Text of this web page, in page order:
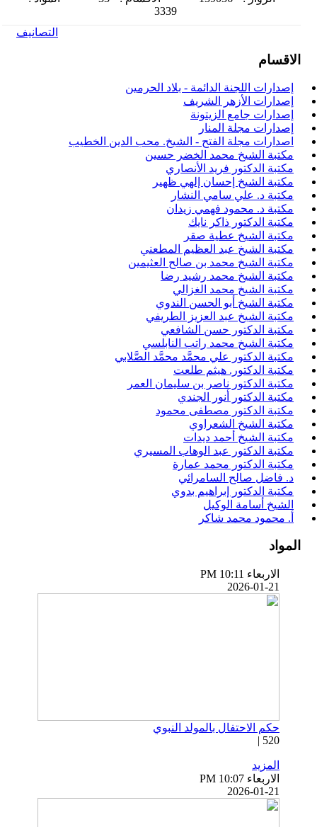
3339
التصانيف
الاقسام
إصدارات اللجنة الدائمة - بلاد الحرمين
إصدارات الأزهر الشريف
إصدارات جامع الزيتونة
إصدارات مجلة المنار
اصدارات مجلة الفتح - الشيخ. محب الدين الخطيب
مكتبة الشيخ محمد الخضر حسين
مكتبة الدكتور فريد الأنصاري
مكتبة الشيخ إحسان إلهي ظهير
مكتبة د. علي سامي النشار
مكتبة د. محمود فهمي زيدان
مكتبة الدكتور ذاكر نايك
مكتبة الشيخ عطية صقر
مكتبة الشيخ عبد العظيم المطعني
مكتبة الشيخ محمد بن صالح العثيمين
مكتبة الشيخ محمد رشيد رضا
مكتبة الشيخ محمد الغزالي
مكتبة الشيخ أبو الحسن الندوي
مكتبة الشيخ عبد العزيز الطريفي
مكتبة الدكتور حسن الشافعي
مكتبة الشيخ محمد راتب النابلسي
مكتبة الدكتور علي محمَّد محمَّد الصَّلابي
مكتبة الدكتور. هيثم طلعت
مكتبة الدكتور ناصر بن سليمان العمر
مكتبة الدكتور أنور الجندي
مكتبة الدكتور مصطفى محمود
مكتبة الشيخ الشعراوي
مكتبة الشيخ أحمد ديدات
مكتبة الدكتور عبد الوهاب المسيري
مكتبة الدكتور محمد عمارة
د. فاضل صالح السامرائي
مكتبة الدكتور إبراهيم بدوي
الشيخ أسامة الوكيل
أ. محمود محمد شاكر
المواد
الاربعاء PM 10:11
2026-01-21
حكم الاحتفال بالمولد النبوي
520 |
المزيد
الاربعاء PM 10:07
2026-01-21